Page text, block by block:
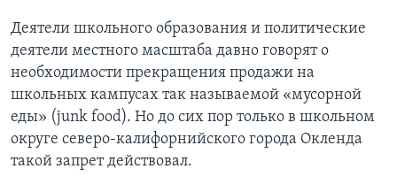
Деятели школьного образования и политические
деятели местного масштаба давно говорят о
необходимости прекращения продажи на
школьных кампусах так называемой «мусорной
еды» (junk food). Но до сих пор только в школьном
округе северо-калифорнийского города Окленда
такой запрет действовал.